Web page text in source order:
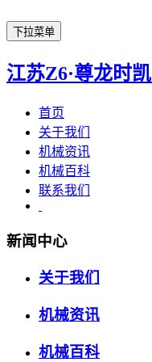
下拉菜单
江苏Z6·尊龙时
首页
关于我们
机械资讯
机械百科
联系我们
新闻中心
关于我们
机械资讯
机械百科